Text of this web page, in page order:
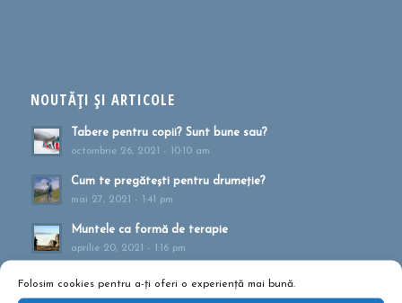
Folosim cookies pentru a-ți oferi o experiență mai bună.
NOUTĂȚI ȘI ARTICOLE
Tabere pentru copii? Sunt bune sau?
octombrie 26, 2021 - 10:10 am
Cum te pregătești pentru drumeție?
mai 27, 2021 - 1:41 pm
Muntele ca formă de terapie
aprilie 20, 2021 - 1:16 pm
Drumeții montane pentru familii!
februarie 13, 2020 - 5:21 pm